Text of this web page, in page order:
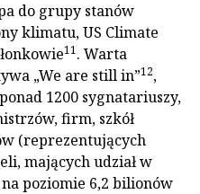
do grupy stanów
klimatu, US Climate
11. Warta
„We are still in”12,
1200 sygnatariuszy,
firm, szkół
(reprezentujących
mających udział w
poziomie 6,2 bilionów